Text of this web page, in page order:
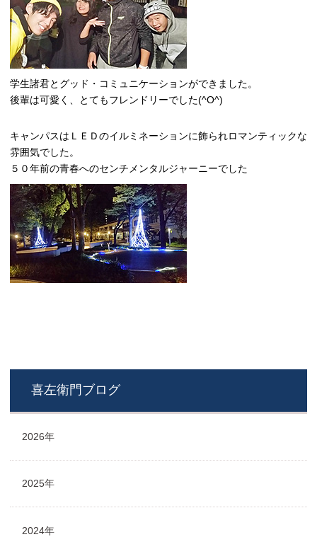
学生諸君とグッド・コミュニケーションができました。
後輩は可愛く、とてもフレンドリーでした(^O^)
キャンパスはＬＥＤのイルミネーションに飾られロマンティックな
雰囲気でした。
５０年前の青春へのセンチメンタルジャーニーでした
喜左衛門ブログ
2026年
2025年
2024年